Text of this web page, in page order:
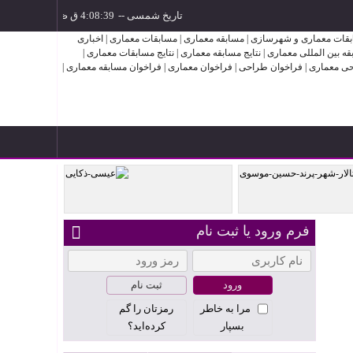
تاریخ شمسی --
عیسی ذکاییفرم ورود یا ثبت نام
ثبت نام
مرا به خاطر
بسپار
رمزتان را گم
کرده‌اید؟